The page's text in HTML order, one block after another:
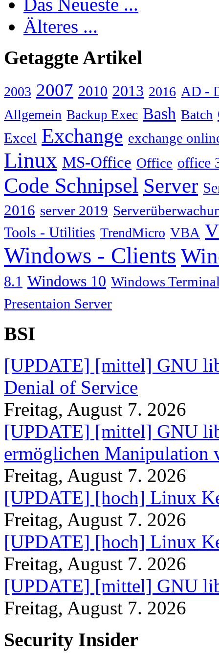
Älteres ...
Getaggte Artikel
2003 2007 2010 2013 2016 AD -
Allgemein Backup Exec Bash Batch
Excel Exchange exchange
Linux MS-Office Office office
Code Schnipsel Server
2016 server 2019
Tools - Utilities TrendMicro VBA
Windows - Clients
8.1 Windows 10 Windows
Presentaion Server
BSI
[UPDATE] [mittel] GNU
Denial of Service
Freitag, August 7. 2026
[UPDATE] [mittel] GNU
ermöglichen Manipulation
Freitag, August 7. 2026
[UPDATE] [hoch] Linux
Freitag, August 7. 2026
[UPDATE] [hoch] Linux
Freitag, August 7. 2026
[UPDATE] [mittel] GNU
Freitag, August 7. 2026
Security Insider